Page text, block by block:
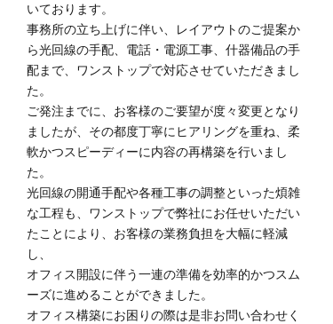
いております。
事務所の立ち上げに伴い、レイアウトのご提案か
ら光回線の手配、電話・電源工事、什器備品の手
配まで、ワンストップで対応させていただきまし
た。
ご発注までに、お客様のご要望が度々変更となり
ましたが、その都度丁寧にヒアリングを重ね、柔
軟かつスピーディーに内容の再構築を行いまし
た。
光回線の開通手配や各種工事の調整といった煩雑
な工程も、ワンストップで弊社にお任せいただい
たことにより、お客様の業務負担を大幅に軽減
し、
オフィス開設に伴う一連の準備を効率的かつスム
ーズに進めることができました。
オフィス構築にお困りの際は是非お問い合わせく